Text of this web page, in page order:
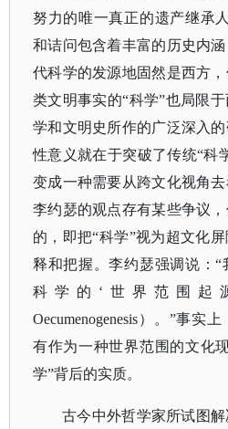
努力的唯一真正的遗产继承
和诘问包含着丰富的历史内
代科学的发源地固然是西方
类文明事实的“科学”也局限
学和文明史所作的广泛深入
性意义就在于突破了传统“科
变成一种需要从跨文化视角
李约瑟的观点存有某些争议
的，即把“科学”视为超文化
释和把握。李约瑟强调说：
科学的‘世界范围起
Oecumenogenesis）。”事实
有作为一种世界范围的文化
学”背后的实质。
古今中外哲学家所试图